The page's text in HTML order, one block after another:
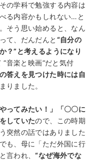
の学科で勉強する内容は
る内容かもしれない…と
そう思い始めると、なん
て、だんだんと “自分の
？”と考えるようになり
音楽と映画“だと気付
答えを見つけた時には自
りました。
ってみたい！」「〇〇に
していたので、この時期
突然の話ではありました
も、母に「ただ外国に行
言われ、“なぜ海外でな